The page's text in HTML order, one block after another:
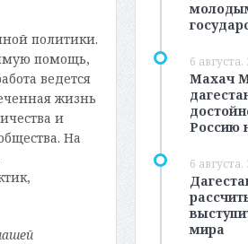
политики.
помощь,
ведется
жизнь
и
На
6 августа,
Махач
Россию
6 августа,
мира